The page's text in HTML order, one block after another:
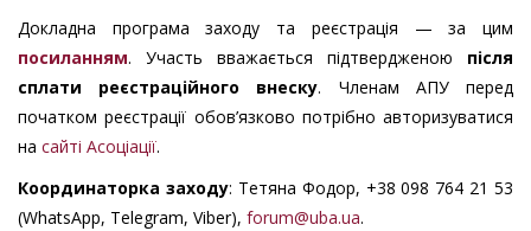
Докладна програма заходу та реєстрація — за цим
посиланням. Участь вважається підтвердженою після
сплати реєстраційного внеску. Членам АПУ перед
початком реєстрації обов’язково потрібно авторизуватися
на сайті Асоціації.
Координаторка заходу: Тетяна Фодор, +38 098 764 21 53
(WhatsApp, Telegram, Viber), forum@uba.ua.